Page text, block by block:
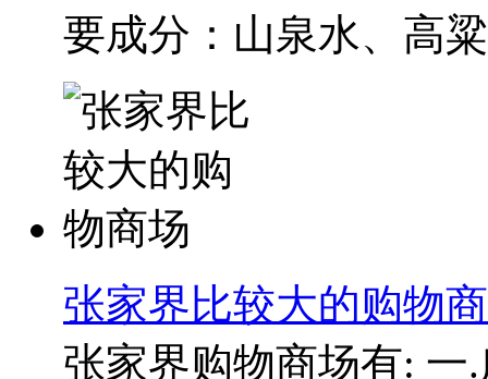
要成分：山泉水、高
张家界比较大的购物
张家界购物商场有: 一